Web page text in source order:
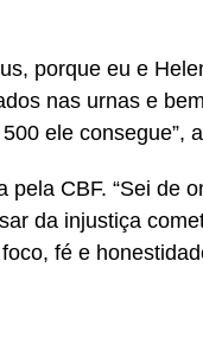
porque eu e
nas urnas e
ele consegue”,
CBF. “Sei de
da injustiça
fé e